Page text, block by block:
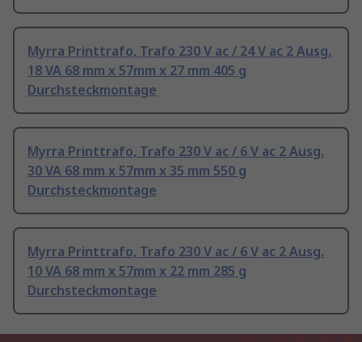
Myrra Printtrafo, Trafo 230 V ac / 24 V ac 2 Ausg.
18 VA 68 mm x 57mm x 27 mm 405 g
Durchsteckmontage
Myrra Printtrafo, Trafo 230 V ac / 6 V ac 2 Ausg.
30 VA 68 mm x 57mm x 35 mm 550 g
Durchsteckmontage
Myrra Printtrafo, Trafo 230 V ac / 6 V ac 2 Ausg.
10 VA 68 mm x 57mm x 22 mm 285 g
Durchsteckmontage